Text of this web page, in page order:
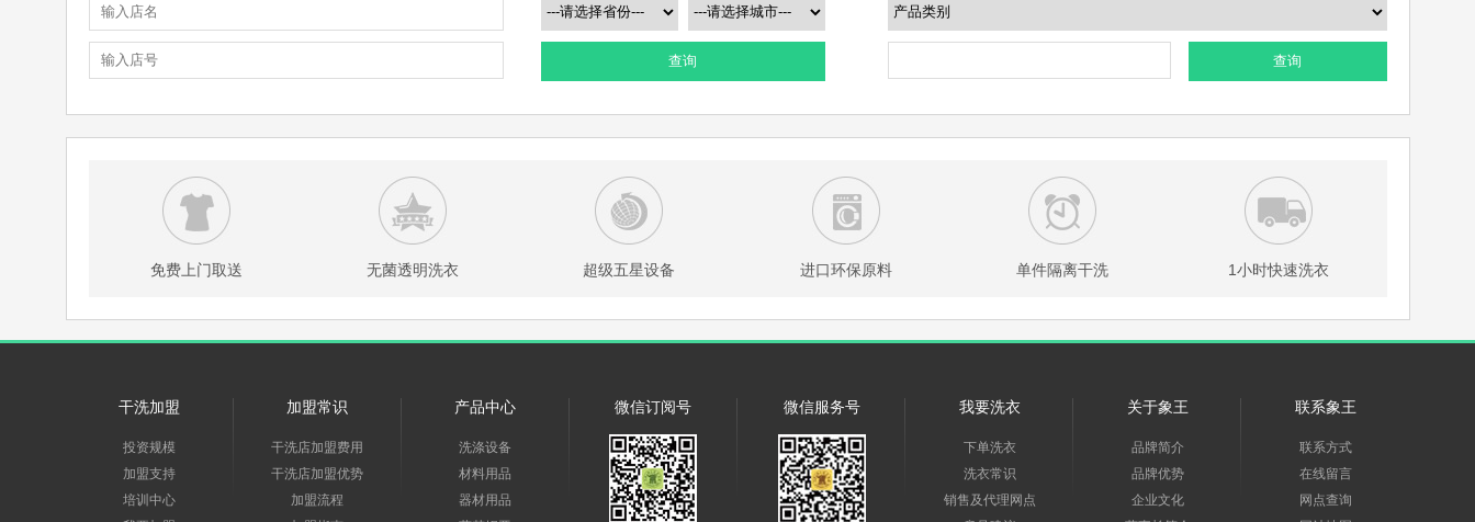
查询 查询
免费上门取送 无菌透明洗衣 超级五星设备 进口环保原料 单件隔离干洗 1小时快速洗衣
干洗加盟
投资规模
加盟支持
培训中心
加盟常识
干洗店加盟费用
干洗店加盟优势
加盟流程
产品中心
洗涤设备
材料用品
器材用品
微信订阅号 微信服务号 我要洗衣
下单洗衣
洗衣常识
销售及代理网点
关于象王
品牌简介
品牌优势
企业文化
联系象王
联系方式
在线留言
网点查询